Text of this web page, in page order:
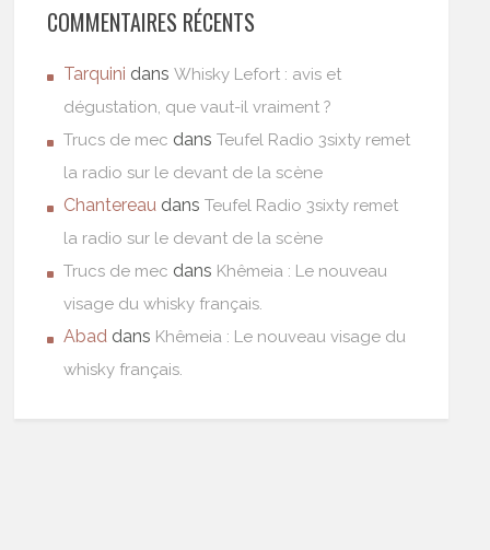
COMMENTAIRES RÉCENTS
Tarquini dansWhisky Lefort : avis et
dégustation, que vaut-il vraiment ?
Trucs de mec dansTeufel Radio 3sixty remet
la radio sur le devant de la scène
Chantereau dansTeufel Radio 3sixty remet
la radio sur le devant de la scène
Trucs de mec dans Khêmeia : Le nouveau
visage du whisky français.
Abad dans Khêmeia : Le nouveau visage du
whisky français.